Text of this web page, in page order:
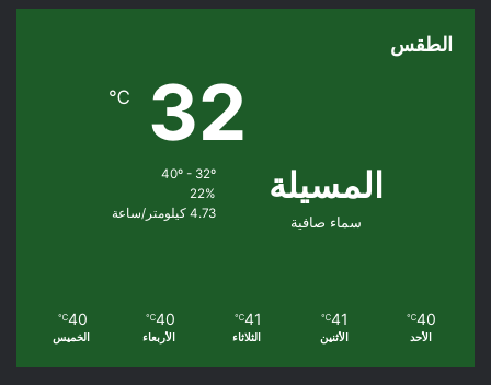
الطقس
المسيلة
سماء صافية
32
℃
40º - 32º
22%
4.73 كيلومتر/ساعة
40
℃
الأحد
41
℃
الأثنين
41
℃
الثلاثاء
40
℃
الأربعاء
40
℃
الخميس